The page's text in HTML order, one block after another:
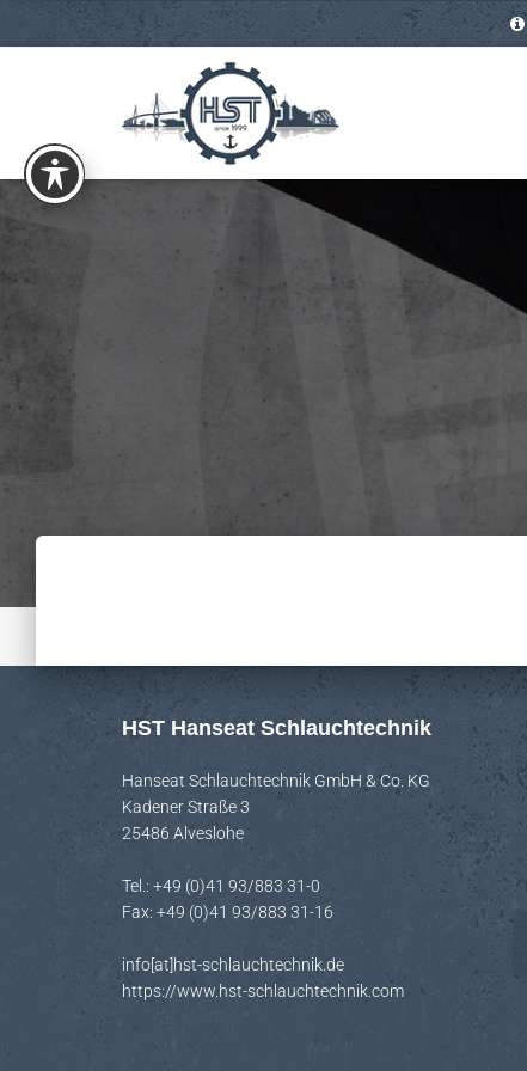
HST Hanseat Schlauchtechnik
Hanseat Schlauchtechnik GmbH & Co. KG
Kadener Straße 3
25486 Alveslohe
Tel.: +49 (0)41 93/883 31-0
Fax: +49 (0)41 93/883 31-16
info[at]hst-schlauchtechnik.de
https://www.hst-schlauchtechnik.com